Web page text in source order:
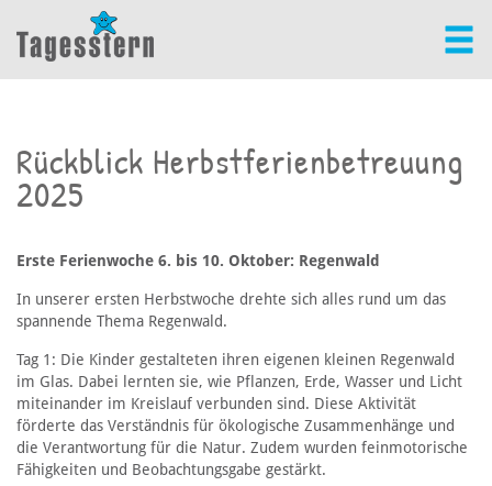
Rückblick Herbstferienbetreuung
2025
Erste Ferienwoche 6. bis 10. Oktober: Regenwald
In unserer ersten Herbstwoche drehte sich alles rund um das
spannende Thema Regenwald.
Tag 1: Die Kinder gestalteten ihren eigenen kleinen Regenwald
im Glas. Dabei lernten sie, wie Pflanzen, Erde, Wasser und Licht
miteinander im Kreislauf verbunden sind. Diese Aktivität
förderte das Verständnis für ökologische Zusammenhänge und
die Verantwortung für die Natur. Zudem wurden feinmotorische
Fähigkeiten und Beobachtungsgabe gestärkt.